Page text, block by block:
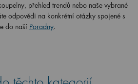
přehled trendů nebo naše vybrané
odpovědi na konkrétní otázky spojené s
do naší Poradny.